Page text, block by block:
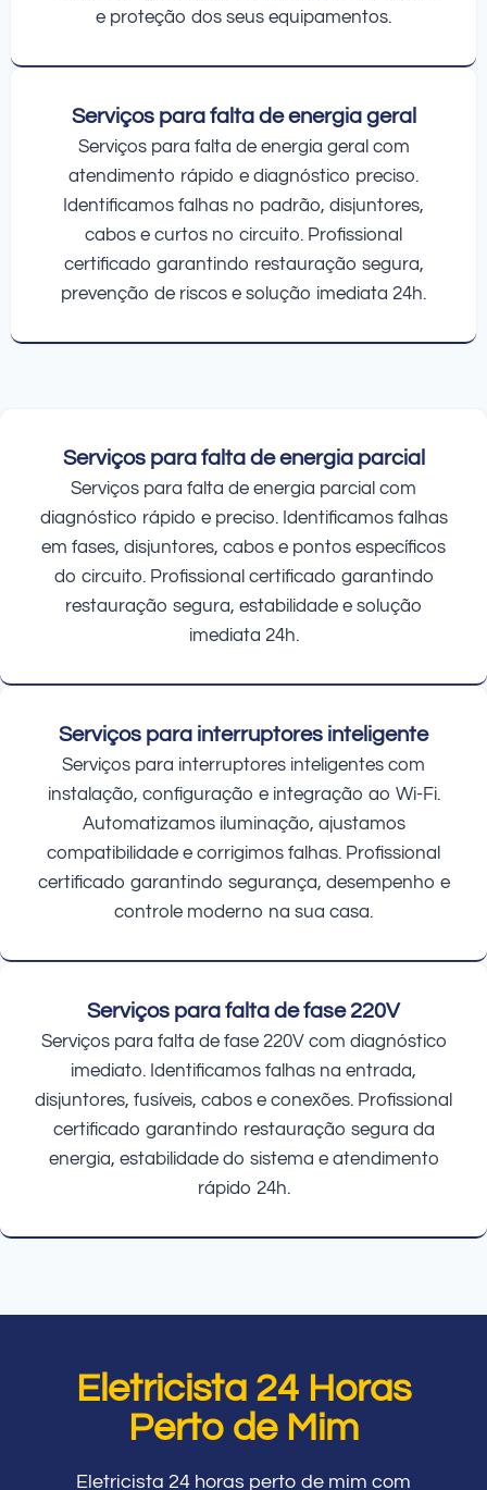
e proteção dos seus equipamentos.
Serviços para falta de energia geral
Serviços para falta de energia geral com
atendimento rápido e diagnóstico preciso.
Identificamos falhas no padrão, disjuntores,
cabos e curtos no circuito. Profissional
certificado garantindo restauração segura,
prevenção de riscos e solução imediata 24h.
Serviços para falta de energia parcial
Serviços para falta de energia parcial com
diagnóstico rápido e preciso. Identificamos falhas
em fases, disjuntores, cabos e pontos específicos
do circuito. Profissional certificado garantindo
restauração segura, estabilidade e solução
imediata 24h.
Serviços para interruptores inteligente
Serviços para interruptores inteligentes com
instalação, configuração e integração ao Wi-Fi.
Automatizamos iluminação, ajustamos
compatibilidade e corrigimos falhas. Profissional
certificado garantindo segurança, desempenho e
controle moderno na sua casa.
Serviços para falta de fase 220V
Serviços para falta de fase 220V com diagnóstico
imediato. Identificamos falhas na entrada,
disjuntores, fusíveis, cabos e conexões. Profissional
certificado garantindo restauração segura da
energia, estabilidade do sistema e atendimento
rápido 24h.
Eletricista 24 Horas
Perto de Mim
Eletricista 24 horas perto de mim com